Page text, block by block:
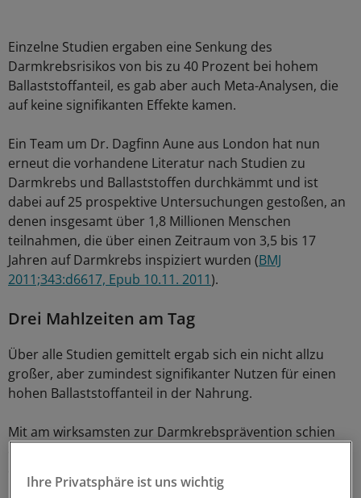
Einzelne Studien ergaben eine Senkung des
Darmkrebsrisikos von bis zu 40 Prozent bei hohem
Ballaststoffanteil, es gab aber auch Meta-Analysen, die
auf keine signifikanten Effekte kamen.
Ein Team um Dr. Dagfinn Aune aus London hat nun
erneut die vorhandene Literatur nach Studien zu
Darmkrebs und Ballaststoffen durchkämmt und ist
dabei auf 25 prospektive Untersuchungen gestoßen, an
denen insgesamt über 1,8 Millionen Menschen
teilnahmen, die über einen Zeitraum von 3,5 bis 17
Jahren auf Darmkrebs inspiziert wurden (BMJ
2011;343:d6617, Epub 10.11. 2011).
Drei Mahlzeiten am Tag
Über alle Studien gemittelt ergab sich ein nicht allzu
großer, aber zumindest signifikanter Nutzen für einen
hohen Ballaststoffanteil in der Nahrung.
Mit am wirksamsten zur Darmkrebsprävention schien
Ihre Privatsphäre ist uns wichtig